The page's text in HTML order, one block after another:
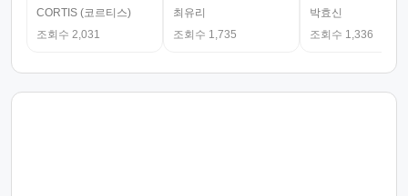
CORTIS (코르티스)
조회수 2,031
최유리
조회수 1,735
박효신
조회수 1,336